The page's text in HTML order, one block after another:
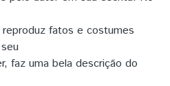
fatos e costumes
faz uma bela descrição do